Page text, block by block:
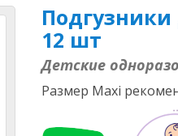
Подгузники
12 шт
Детские
Размер Maxi